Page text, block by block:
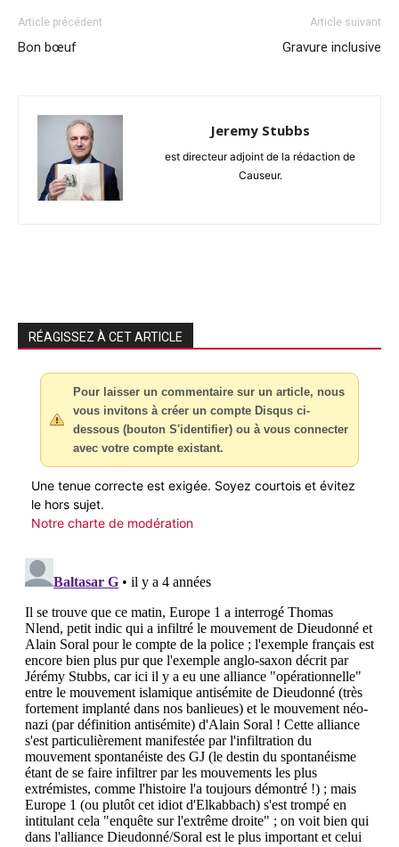
Article précédent
Bon bœuf
Article suivant
Gravure inclusive
Jeremy Stubbs
est directeur adjoint de la rédaction de
Causeur.
RÉAGISSEZ À CET ARTICLE
Pour laisser un commentaire sur un article, nous
vous invitons à créer un compte Disqus ci-
dessous (bouton S'identifier) ou à vous connecter
avec votre compte existant.
Une tenue correcte est exigée. Soyez courtois et évitez
le hors sujet.
Notre charte de modération